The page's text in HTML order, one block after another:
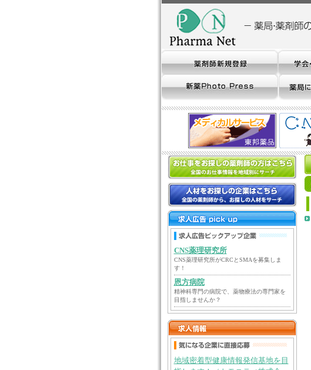
CNS薬理研究所
CNS薬理研究所がCRCとSMAを募集しま
す！
恩方病院
精神科専門の病院で、薬物療法の専門家を
目指しませんか？
地域密着型健康情報発信基地を目